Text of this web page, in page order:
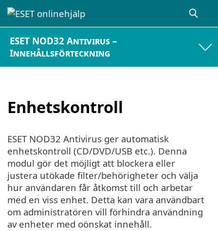
ESET NOD32 Antivirus –
Innehållsförteckning
Enhetskontroll
ESET NOD32 Antivirus ger automatisk
enhetskontroll (CD/DVD/USB etc.). Denna
modul gör det möjligt att blockera eller
justera utökade filter/behörigheter och välja
hur användaren får åtkomst till och arbetar
med en viss enhet. Detta kan vara användbart
om administratören vill förhindra användning
av enheter med oönskat innehåll.